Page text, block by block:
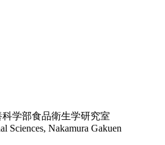
学部食品衛生学研究室
Sciences, Nakamura Gakuen